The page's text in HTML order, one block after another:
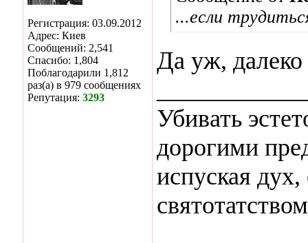
Регистрация: 03.09.2012
Адрес: Киев
Сообщений: 2,541
Спасибо: 1,804
Поблагодарили 1,812
раз(а) в 979 сообщениях
Репутация: 3293
...если
Да уж, далеко
Убивать
дорогими
испуская